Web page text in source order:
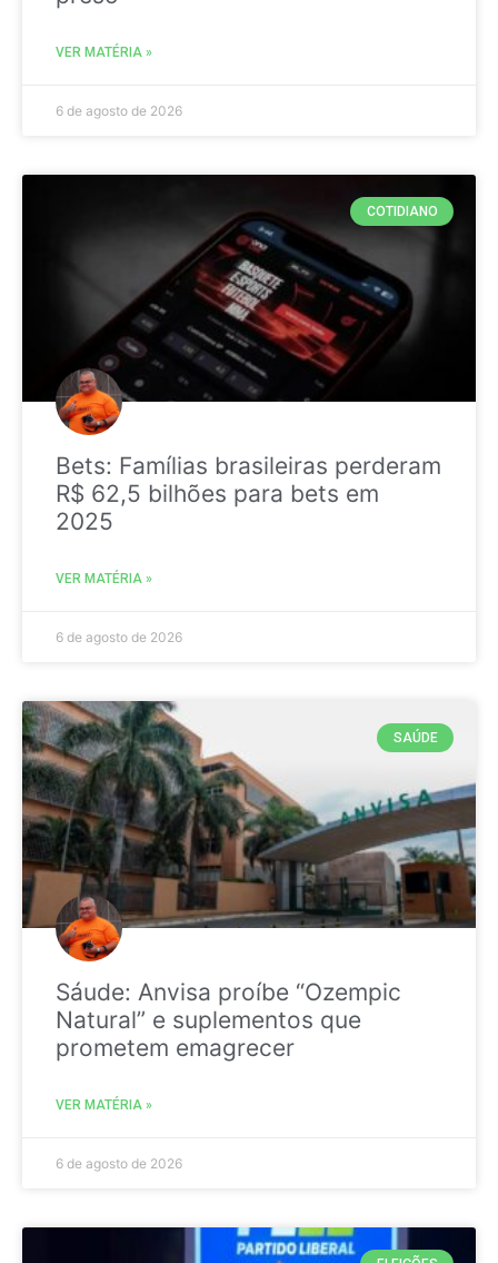
VER MATÉRIA »
6 de agosto de 2026
COTIDIANO
Bets: Famílias brasileiras perderam
R$ 62,5 bilhões para bets em
2025
VER MATÉRIA »
6 de agosto de 2026
SAÚDE
Sáude: Anvisa proíbe “Ozempic
Natural” e suplementos que
prometem emagrecer
VER MATÉRIA »
6 de agosto de 2026